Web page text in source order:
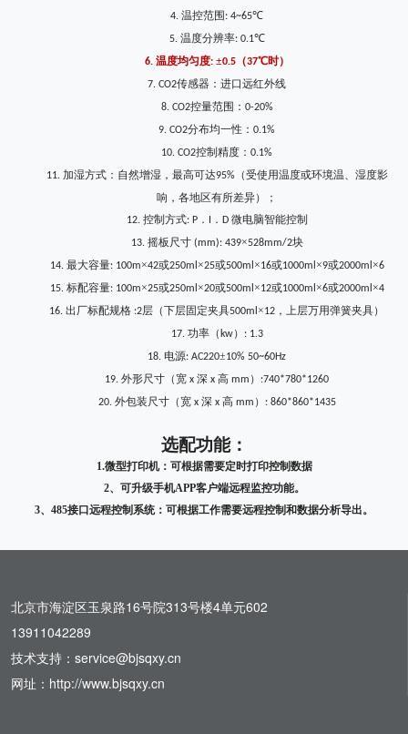
4. 温控范围: 4~65℃
5. 温度分辨率: 0.1℃
6. 温度均匀度: ±0.5（37℃时）
7. CO2传感器：进口远红外线
8. CO2控量范围： 0-20%
9. CO2分布均一性： 0.1%
10. CO2控制精度： 0.1%
11. 加湿方式：自然增湿，最高可达95%
（受使用温度或环境温、湿度影
响，各地区有所差异）；
12. 控制方式: P． ． D 微电脑智能控制
13. 摇板尺寸 (mm): 439×528mm/2块
14. 最大容量: 100m×42或250ml ×25或500ml ×16或1000ml ×9或2000ml ×6
15. 标配容量: 100m×25或250ml ×20或500ml ×12或1000ml ×6或2000ml ×4
16. 出厂标配规格 :2层（下层固定夹具500ml ×12 ，上层万用弹簧夹具）
17. 功率（ kw） : 1.3
18. 电源: AC220±10% 50~60Hz
19. 外形尺寸（宽 x 深 x 高 mm ） :740*780*1260
20. 外包装尺寸（宽 x 深 x 高 mm ） : 860*860*1435
选配功能：
1.微型打印机：可根据需要定时打印控制数据
2、可升级手机APP客户端远程监控功能。
3、485接口远程控制系统：可根据工作需要远程控制和数据分析导出。
北京市海淀区玉泉路16号院313号楼4单元602
13911042289
技术支持：service@bjsqxy.cn
网址：http://www.bjsqxy.cn